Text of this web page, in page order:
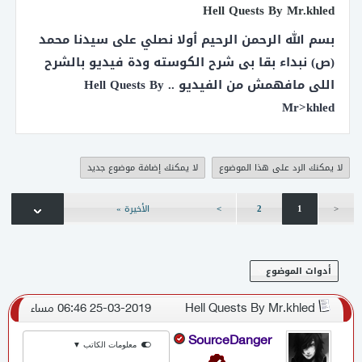
حرب الجيلد وي الديبوتي وي الميبير
اول صفحه تسجيل 5095
كلينت 5095 أخرة الننجا
سورس كونكر تهيس أخر أصدار جديد 2D
Hell Quests By Mr.khled
بسم الله الرحمن الرحيم ٱولا نصلي على سيدنا محمد
(ص) نبداء بقا بى شرح الكوسته ودة فيديو بالشرح
اللى مافهمش من الفيديو .. Hell Quests By
Mr>khled
لا يمكنك الرد على هذا الموضوع لا يمكنك إضافة موضوع جديد
<
1
2
> الأخيرة »
أدوات الموضوع
Hell Quests By Mr.khled 25-03-2019 06:46 مساء
SourceDanger معلومات الكاتب ▼